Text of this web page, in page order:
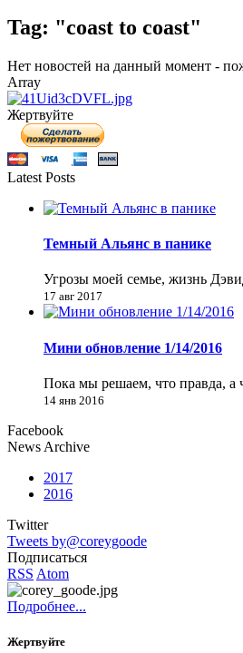
Tag: "coast to coast"
Нет новостей на данный момент -
Array
Жертвуйте
Latest Posts
Темный Альянс в панике
Угрозы моей семье, жизнь
17 авг 2017
Мини обновление 1/14/2016
Пока мы решаем, что правда, а
14 янв 2016
Facebook
News Archive
2017
2016
Twitter
Tweets by@coreygoode
Подписаться
RSS Atom
Подробнее...
Жертвуйте